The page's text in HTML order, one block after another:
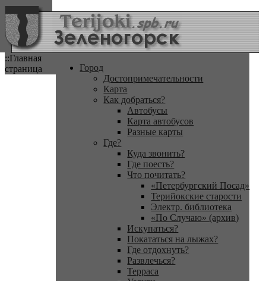
::Главная
страница
Город
Достопримечательности
Карта
Как добраться?
Автобусы
Карта автобусов
Разные карты
Где?
Куда звонить?
Где поесть?
Что почитать?
«Петербургский Посад»
Терийокские старости
Электр. библиотека
«По Случаю» (архив)
Искупаться?
Покататься на лыжах?
Где отдохнуть?
Развлечься?
Терраса